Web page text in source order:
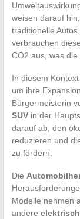
weisen darauf
traditionelle
verbrauchen
CO2 aus, was die
In diesem
um ihre
Bürgermeisterin
SUVin der
darauf ab, den
reduzieren und
zu fördern.
Die
Modelle nehmen
andere